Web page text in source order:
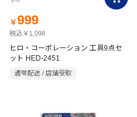
￥999
税込￥1,098
ヒロ・コーポレーション 工具9点セ
ット HED-2451
通常配送 / 店舗受取